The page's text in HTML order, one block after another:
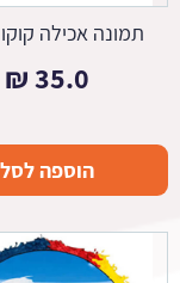
תמונה אכילה קוקו
35.0
₪
הוספה לסל